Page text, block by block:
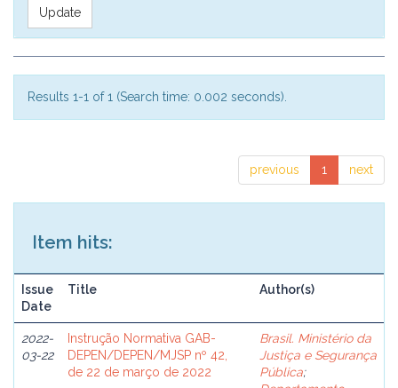
Results 1-1 of 1 (Search time: 0.002 seconds).
previous 1 next
Item hits:
Issue
Date
Title Author(s)
2022-
03-22
Instrução Normativa GAB-
DEPEN/DEPEN/MJSP nº 42,
de 22 de março de 2022
Brasil. Ministério da
Justiça e Segurança
Pública;